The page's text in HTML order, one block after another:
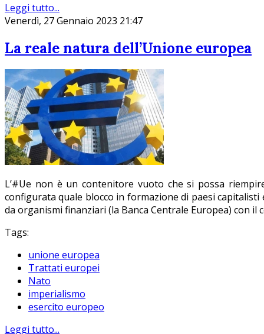
Leggi tutto...
Venerdì, 27 Gennaio 2023 21:47
La reale natura dell’Unione europea
L’#Ue non è un contenitore vuoto che si possa
configurata quale blocco in formazione di paesi
da organismi finanziari (la Banca Centrale Europea) con il
Tags:
unione europea
Trattati europei
Nato
imperialismo
esercito europeo
Leggi tutto...